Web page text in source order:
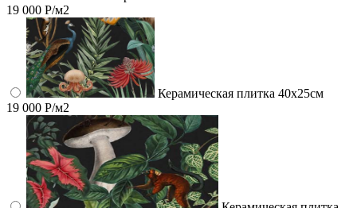
19 000 Р/м2
Керамическая плитка 40х25см
19 000 Р/м2